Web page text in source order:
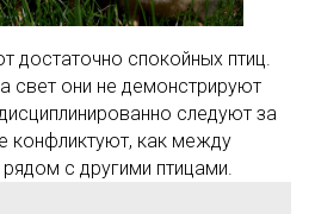
достаточно спокойных птиц.
свет они не демонстрируют
следуют за
конфликтуют, как между
с другими птицами.